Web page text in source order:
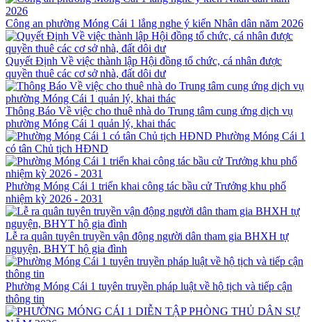
Công an phường Móng Cái 1 lắng nghe ý kiến Nhân dân năm 2026
Quyết Định Về việc thành lập Hội đồng tổ chức, cá nhân được
quyền thuê các cơ sở nhà, đất dôi dư
Thông Báo Về việc cho thuê nhà do Trung tâm cung ứng dịch vụ
phường Móng Cái 1 quản lý, khai thác
Phường Móng Cái 1
có tân Chủ tịch HĐND
Phường Móng Cái 1 triển khai công tác bầu cử Trưởng khu phố
nhiệm kỳ 2026 - 2031
Lễ ra quân tuyên truyền vận động người dân tham gia BHXH tự
nguyện, BHYT hộ gia đình
Phường Móng Cái 1 tuyên truyền pháp luật về hộ tịch và tiếp cận
thông tin